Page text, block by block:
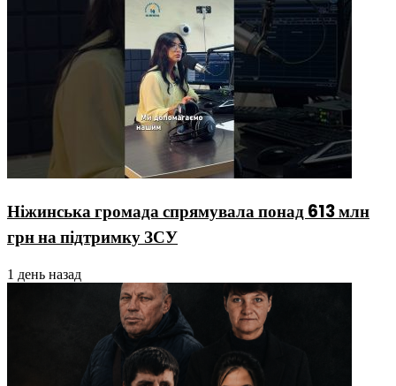
Ніжинська громада спрямувала понад 613 млн
грн на підтримку ЗСУ
1 день назад